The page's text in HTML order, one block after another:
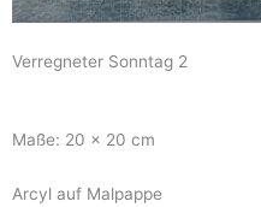
Verregneter Sonntag 2
Maße: 20 x 20 cm
Arcyl auf Malpappe